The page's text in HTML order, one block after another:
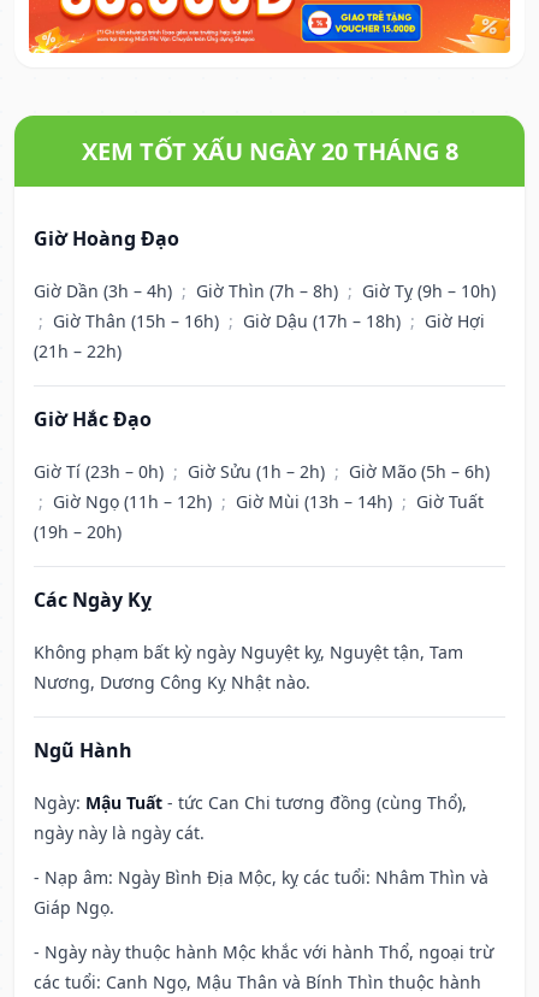
XEM TỐT XẤU NGÀY 20 THÁNG 8
Giờ Hoàng Đạo
Giờ Dần (3h – 4h) ; Giờ Thìn (7h – 8h) ; Giờ Tỵ (9h – 10h)
; Giờ Thân (15h – 16h) ; Giờ Dậu (17h – 18h) ; Giờ Hợi
(21h – 22h)
Giờ Hắc Đạo
Giờ Tí (23h – 0h) ; Giờ Sửu (1h – 2h) ; Giờ Mão (5h – 6h)
; Giờ Ngọ (11h – 12h) ; Giờ Mùi (13h – 14h) ; Giờ Tuất
(19h – 20h)
Các Ngày Kỵ
Không phạm bất kỳ ngày Nguyệt kỵ, Nguyệt tận, Tam
Nương, Dương Công Kỵ Nhật nào.
Ngũ Hành
Ngày: Mậu Tuất - tức Can Chi tương đồng (cùng Thổ),
ngày này là ngày cát.
- Nạp âm: Ngày Bình Địa Mộc, kỵ các tuổi: Nhâm Thìn và
Giáp Ngọ.
- Ngày này thuộc hành Mộc khắc với hành Thổ, ngoại trừ
các tuổi: Canh Ngọ, Mậu Thân và Bính Thìn thuộc hành